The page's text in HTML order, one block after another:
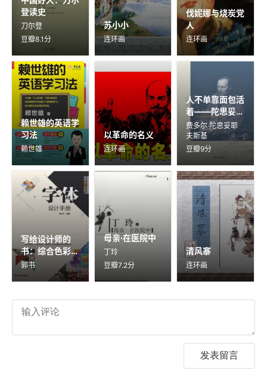
登读史
刀尔登
豆瓣8.1分
苏小小
连环画
伐妮娜与烧炭党
人
连环画
赖世雄的英语学
习法
赖世雄
以革命的名义
连环画
人不单靠面包活
着——陀思妥耶
夫斯基书信选
费多尔·陀思妥耶
夫斯基
豆瓣9分
写给设计师的
书：综合色彩设
计手册
郭书
母亲·在医院中
丁玲
豆瓣7.2分
清风寨
连环画
发表留言